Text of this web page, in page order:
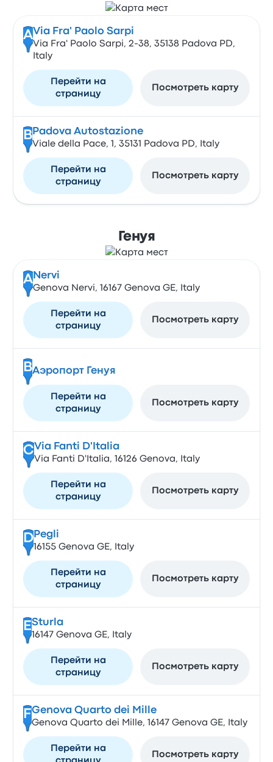
AVia Fra' Paolo Sarpi
Via Fra' Paolo Sarpi, 2-38, 35138 Padova PD,
Italy
Перейти на
страницу
Посмотреть карту
B Padova Autostazione
Viale della Pace, 1, 35131 Padova PD, Italy
Перейти на
страницу
Посмотреть карту
Генуя
A Nervi
Genova Nervi, 16167 Genova GE, Italy
Перейти на
страницу
Посмотреть карту
BАэропорт Генуя
Перейти на
страницу
Посмотреть карту
CVia Fanti D'Italia
Via Fanti D'Italia, 16126 Genova, Italy
Перейти на
страницу
Посмотреть карту
DPegli
16155 Genova GE, Italy
Перейти на
страницу
Посмотреть карту
ESturla
16147 Genova GE, Italy
Перейти на
страницу
Посмотреть карту
FGenova Quarto dei Mille
Genova Quarto dei Mille, 16147 Genova GE, Italy
Перейти на
Посмотреть карту